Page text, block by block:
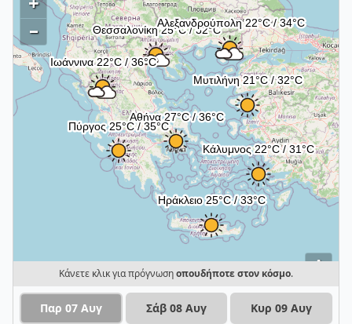
i
–
Κάνετε κλικ για πρόγνωσηοπουδήποτε στον κόσμο.
Παρ 07 Αυγ Σάβ 08 Αυγ Κυρ 09 Αυγ